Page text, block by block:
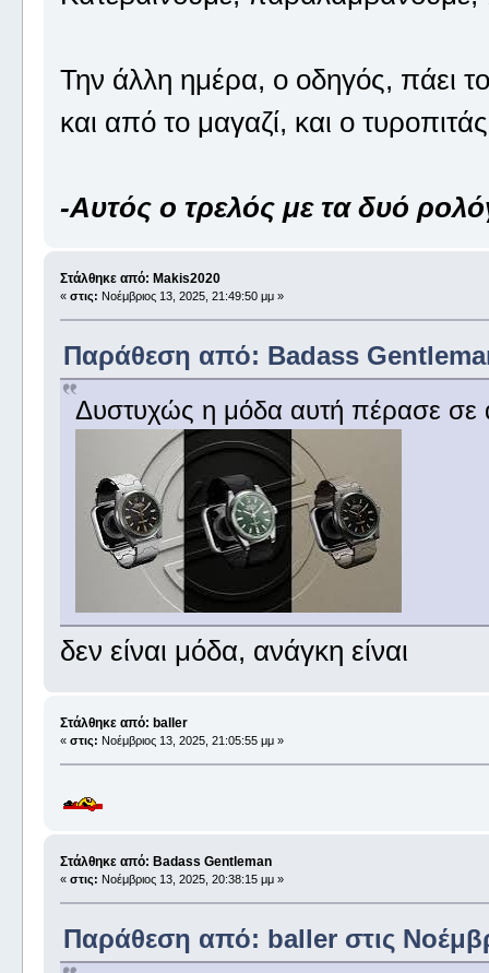
Την άλλη ημέρα, ο οδηγός, πάει
και από το μαγαζί, και ο
-Αυτός ο τρελός με τα δυό
Στάλθηκε από: Makis2020
« στις: Νοέμβριος 13, 2025, 21:49:50 μμ »
Παράθεση από: Badass
Δυστυχώς η μόδα αυτή πέρασε σε
δεν είναι μόδα, ανάγκη είναι
Στάλθηκε από: baller
« στις: Νοέμβριος 13, 2025, 21:05:55 μμ »
Στάλθηκε από: Badass Gentleman
« στις: Νοέμβριος 13, 2025, 20:38:15 μμ »
Παράθεση από: baller στις